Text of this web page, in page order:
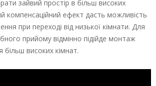
зайвий простір в більш високих
компенсаційний ефект дасть можливість
при переході від низької кімнати. Для
прийому відмінно підійде монтаж
більш високих кімнат.